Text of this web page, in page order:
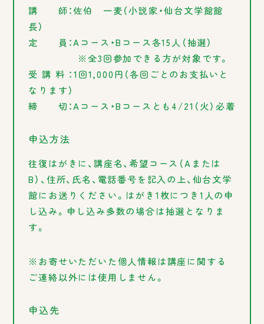
講 師：佐伯
一麦（小説家・仙台文学館館
長）
定
員：Aコース・Bコース各15人（抽選）
※全3回参加できる方が対象です。
受 講 料 ：1回1,000円（各回ごとのお支払いと
なります）
締
切：Aコース・Bコースとも4/21（火）必着
申込方法
往復はがきに、講座名、希望コース（Aまたは
B）、住所、氏名、電話番号を記入の上、仙台文学
館にお送りください。はがき1枚につき1人の申
し込み。申し込み多数の場合は抽選となりま
す。
※お寄せいただいた個人情報は講座に関する
ご連絡以外には使用しません。
申込先